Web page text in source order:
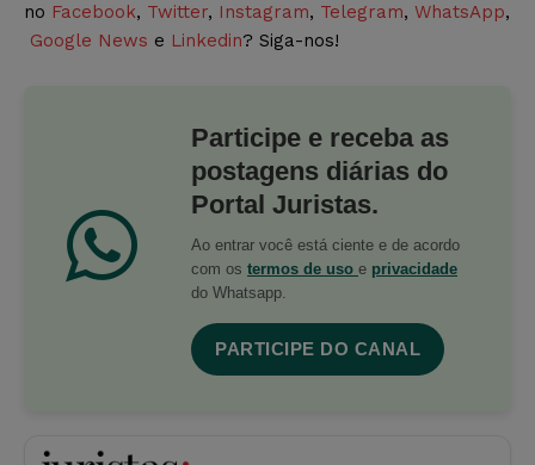
no Facebook, Twitter, Instagram, Telegram, WhatsApp,
Google News e Linkedin? Siga-nos!
Participe e receba as
postagens diárias do
Portal Juristas.
Ao entrar você está ciente e de acordo
com os termos de uso e privacidade
do Whatsapp.
PARTICIPE DO CANAL